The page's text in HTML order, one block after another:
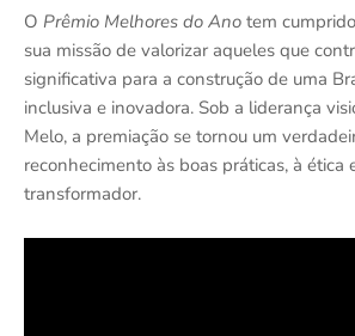
O Prêmio Melhores do Ano tem
sua missão de valorizar aqueles que
significativa para a construção de uma
inclusiva e inovadora. Sob a liderança
Melo, a premiação se tornou um
reconhecimento às boas práticas, à ética
transformador.